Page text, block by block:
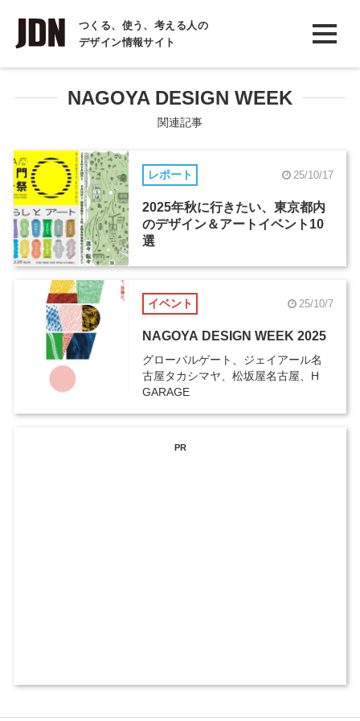
つくる、使う、考える人の
デザイン情報サイト
INTERVIEW
インタビュー
REPORT
COLUMN
コラム
NAGOYA DESIGN WEEK
関連記事
レポート 25/10/17
2025年秋に行きたい、東京都内
のデザイン＆アートイベント10
選
イベント 25/10/7
NAGOYA DESIGN WEEK 2025
グローバルゲート、ジェイアール名
古屋タカシマヤ、松坂屋名古屋、H
GARAGE
PR